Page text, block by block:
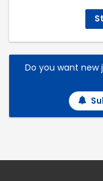
Do you want new